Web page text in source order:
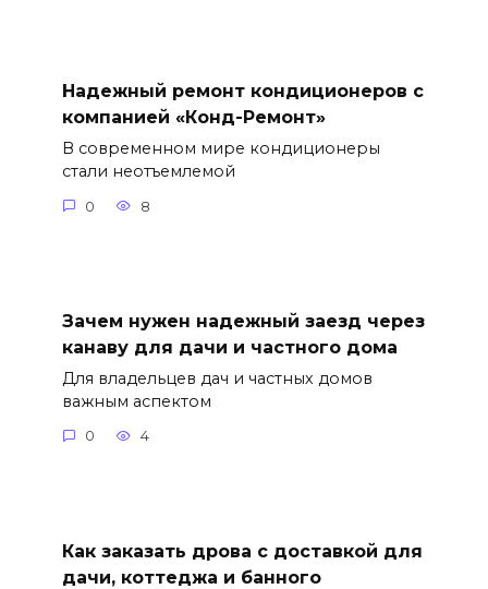
Надежный ремонт кондиционеров с
компанией «Конд-Ремонт»
В современном мире кондиционеры
стали неотъемлемой
0 8
Зачем нужен надежный заезд через
канаву для дачи и частного дома
Для владельцев дач и частных домов
важным аспектом
0 4
Как заказать дрова с доставкой для
дачи, коттеджа и банного